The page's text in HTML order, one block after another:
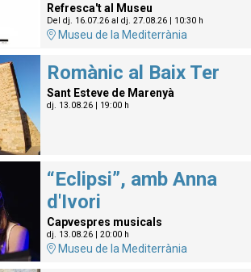
Refresca't al Museu
Del dj. 16.07.26al dj. 27.08.26| 10:30 h
Museu de la Mediterrània
Romànic al Baix Ter
Sant Esteve de Marenyà
dj. 13.08.26| 19:00 h
“Eclipsi”, amb Anna
d'Ivori
Capvespres musicals
dj. 13.08.26| 20:00 h
Museu de la Mediterrània